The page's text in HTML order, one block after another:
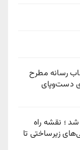
رسانه مطرح
دست‌وپای
؛ نقشه راه
زیرساختی تا